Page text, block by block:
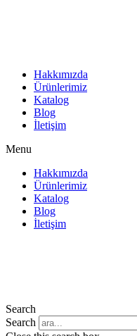
Hakkımızda
Ürünlerimiz
Katalog
Blog
İletişim
Menu
Hakkımızda
Ürünlerimiz
Katalog
Blog
İletişim
Search
Search